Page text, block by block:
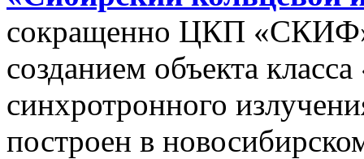
сокращенно ЦКП
созданием объекта
синхротронного
построен в